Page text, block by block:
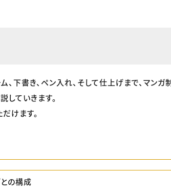
下書き、ペン入れ、そして仕上げまで、マンガ
ていきます。
けます。
の構成